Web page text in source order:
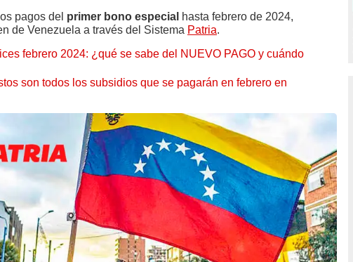
de Venezuela a través del SistemaPatria.
son todos los subsidios que se pagarán en febrero en